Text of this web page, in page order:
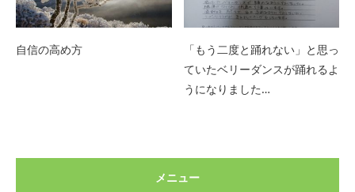
自信の高め方
「もう二度と踊れない」と思っ
ていたベリーダンスが踊れるよ
うになりました…
メニュー